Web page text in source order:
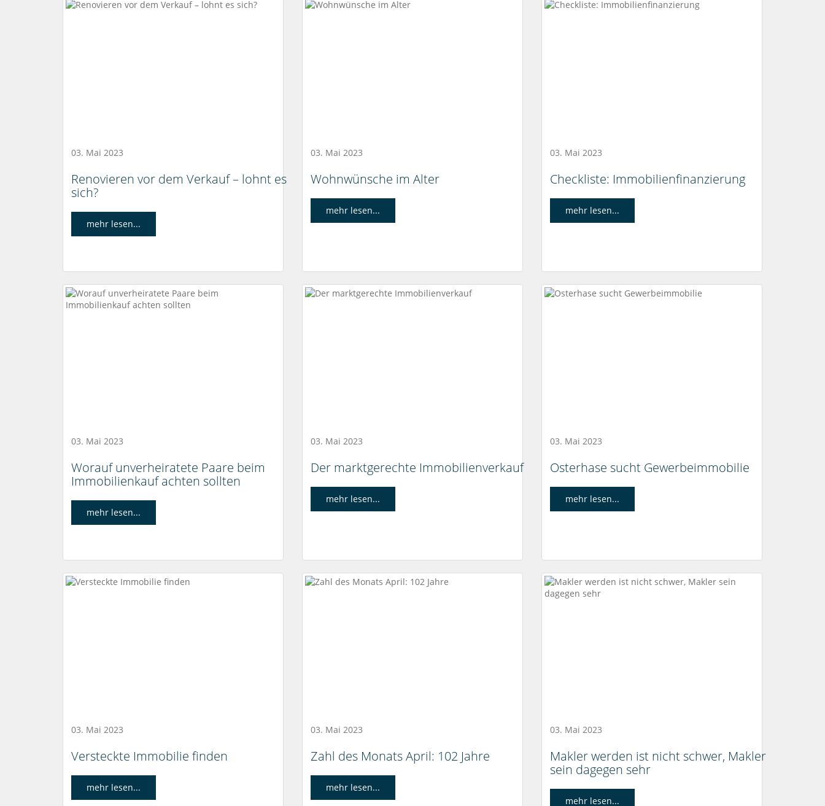
03. Mai 2023
Renovieren vor dem Verkauf – lohnt es
sich?
mehr lesen...
03. Mai 2023
Wohnwünsche im Alter
mehr lesen...
03. Mai 2023
Checkliste: Immobilienfinanzierung
mehr lesen...
03. Mai 2023
Worauf unverheiratete Paare beim
Immobilienkauf achten sollten
mehr lesen...
03. Mai 2023
Der marktgerechte Immobilienverkauf
mehr lesen...
03. Mai 2023
Osterhase sucht Gewerbeimmobilie
mehr lesen...
03. Mai 2023
Versteckte Immobilie finden
mehr lesen...
03. Mai 2023
Zahl des Monats April: 102 Jahre
mehr lesen...
03. Mai 2023
Makler werden ist nicht schwer, Makler
sein dagegen sehr
mehr lesen...